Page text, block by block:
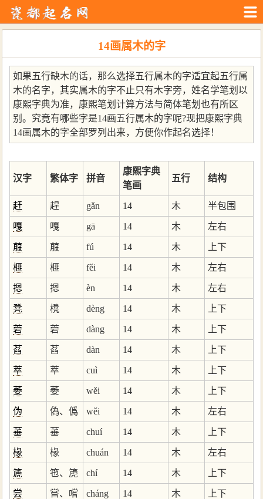
14画属木的字
如果五行缺木的话，那么选择五行属木的字适宜起五行属
木的名字，其实属木的字不止只有木字旁，姓名学笔划以
康熙字典为准，康熙笔划计算方法与简体笔划也有所区
别。究竟有哪些字是14画五行属木的字呢?现把康熙字典
14画属木的字全部罗列出来，方便你作起名选择！
汉字 繁体字 拼音
康熙字典
笔画
五行 结构
赶 趕 gǎn 14 木 半包围
嘎 嘎 gā 14 木 左右
菔 菔 fú 14 木 上下
榧 榧 fěi 14 木 左右
摁 摁 èn 14 木 左右
凳 櫈 dèng 14 木 上下
菪 菪 dàng 14 木 上下
萏 萏 dàn 14 木 上下
萃 萃 cuì 14 木 上下
萎 萎 wěi 14 木 上下
伪 偽、僞 wěi 14 木 左右
菙 菙 chuí 14 木 上下
椽 椽 chuán 14 木 左右
篪 竾、箎 chí 14 木 上下
尝 嘗、嚐 cháng 14 木 上下